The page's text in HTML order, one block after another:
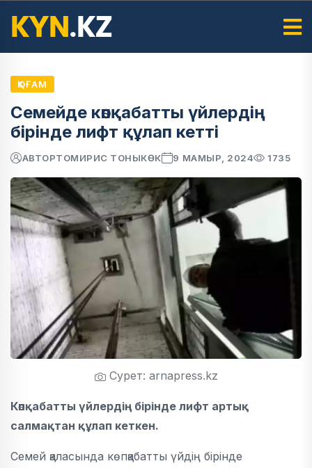
ҚОҒАМ
Семейде көпқабатты үйлердің
бірінде лифт құлап кетті
АВТОРТОМИРИС ТОНЫКӨК 9 МАМЫР, 2024 1735
Сурет: arnapress.kz
Көпқабатты үйлердің бірінде лифт артық
салмақтан құлап кеткен.
Семей қаласында көпқабатты үйдің бірінде